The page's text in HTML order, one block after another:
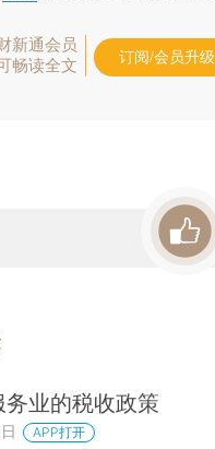
新通会员
畅读全文
订阅/会员升级
业的税收政策
APP打开